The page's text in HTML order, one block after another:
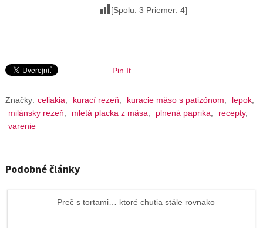
[Spolu: 3 Priemer: 4]
Pin It
Značky: celiakia kurací rezeň kuracie mäso s patizónom lepok,
milánsky rezeň
mletá placka z mäsa plnená paprika recepty,
varenie
Podobné články
Preč s tortami… ktoré chutia stále rovnako